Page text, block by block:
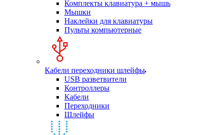
Комплекты клавиатура + мышь
Мышки
Наклейки для клавиатуры
Пульты компьютерные
Кабели переходники шлейфы
USB разветвители
Контроллеры
Кабели
Переходники
Шлейфы